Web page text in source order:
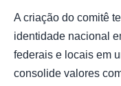
A criação do comitê
identidade nacional
federais e locais em
consolide valores